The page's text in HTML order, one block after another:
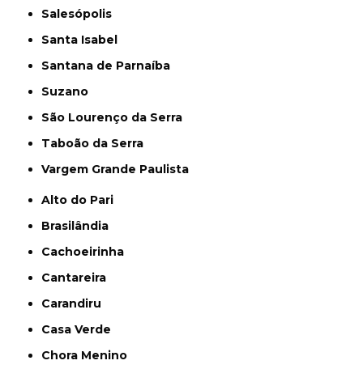
Salesópolis
Santa Isabel
Santana de Parnaíba
Suzano
São Lourenço da Serra
Taboão da Serra
Vargem Grande Paulista
Alto do Pari
Brasilândia
Cachoeirinha
Cantareira
Carandiru
Casa Verde
Chora Menino